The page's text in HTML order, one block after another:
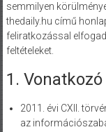
semmilyen
thedaily.hu című
feliratkozással
feltételeket.
1.
2011. évi CXII.
az